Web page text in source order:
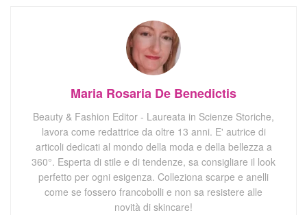
Maria Rosaria De Benedictis
Beauty & Fashion Editor - Laureata in Scienze Storiche,
lavora come redattrice da oltre 13 anni. E' autrice di
articoli dedicati al mondo della moda e della bellezza a
360°. Esperta di stile e di tendenze, sa consigliare il look
perfetto per ogni esigenza. Colleziona scarpe e anelli
come se fossero francobolli e non sa resistere alle
novità di skincare!